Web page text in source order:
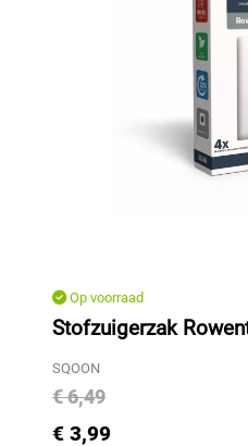
Op voorraad
Stofzuigerzak
SQOON
€ 6,49
€ 3,99